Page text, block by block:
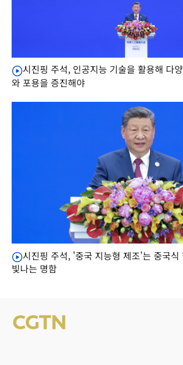
시진핑 주석, 인공지능 기술을 활용해 다
와 포용을 증진해야
시진핑 주석, '중국 지능형 제조'는 중국식
빛나는 명함